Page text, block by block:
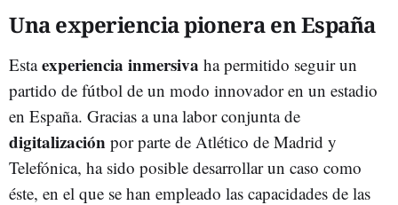
Una experiencia pionera en España
Estaexperiencia inmersiva ha permitido seguir un
partido de fútbol de un modo innovador en un estadio
en España. Gracias a una labor conjunta de
digitalización por parte de Atlético de Madrid y
Telefónica, ha sido posible desarrollar un caso como
éste, en el que se han empleado las capacidades de las